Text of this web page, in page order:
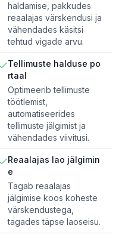
haldamise, pakkudes
reaalajas värskendusi ja
vähendades käsitsi
tehtud vigade arvu.
Tellimuste halduse po
rtaal
Optimeerib tellimuste
töötlemist,
automatiseerides
tellimuste jälgimist ja
vähendades viivitusi.
Reaalajas lao jälgimin
e
Tagab reaalajas
jälgimise koos koheste
värskendustega,
tagades täpse laoseisu.